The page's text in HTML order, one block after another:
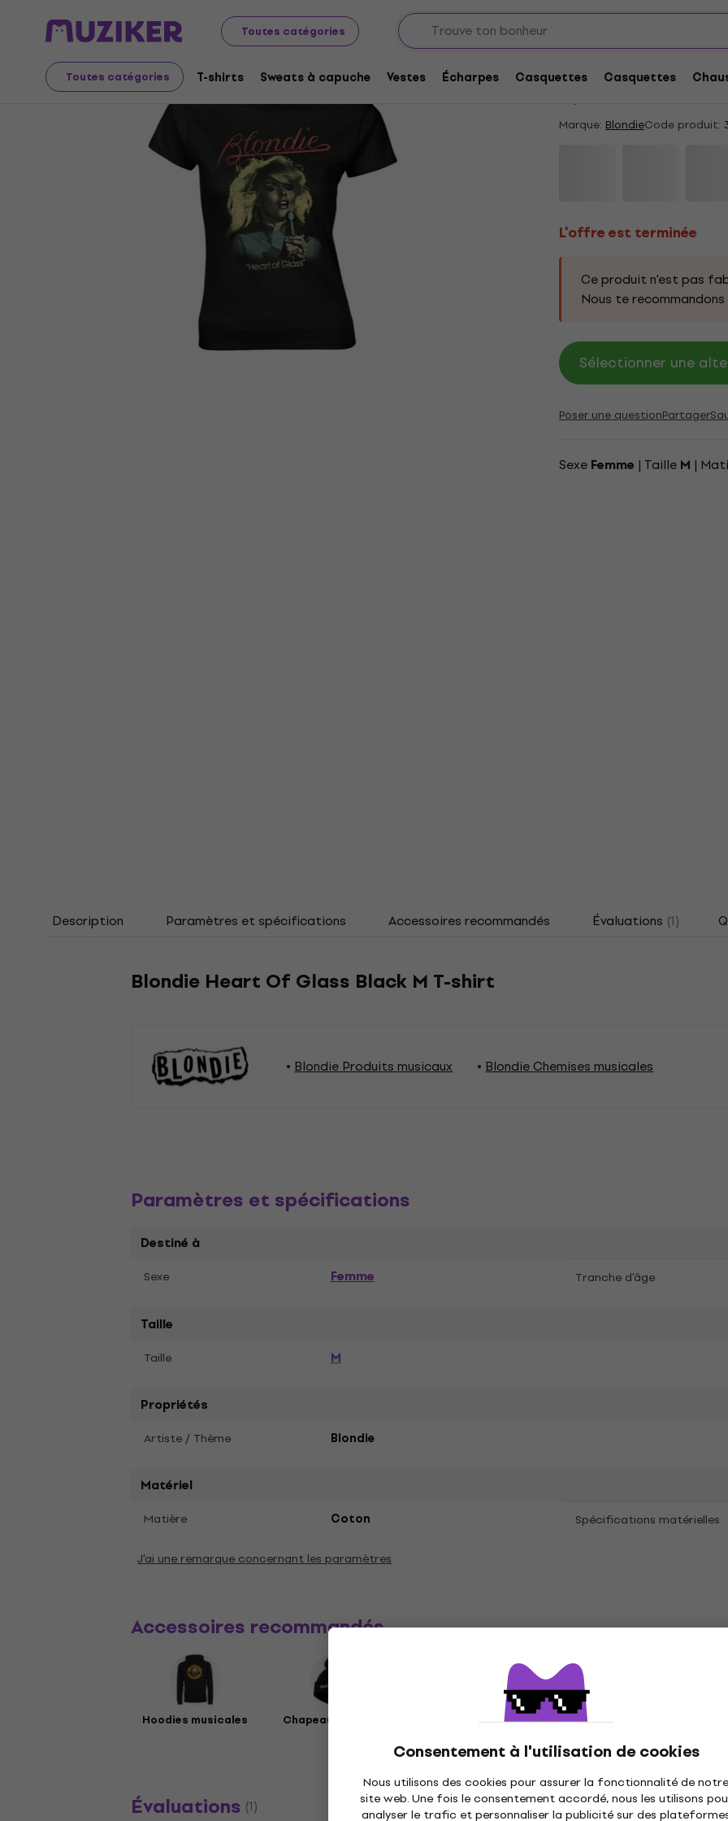
Toutes catégories
Toutes catégories T-shirts Sweats à capuche Vestes Écharpes Casquettes Casquettes
Consentement à l'utilisation de cookies
Nous utilisons des cookies pour assurer la fonctionnalité de notre
site web. Une fois le consentement accordé, nous les utilisons
analyser le trafic et personnaliser la publicité sur des
Merch Produits musicaux T-shirts
L'offre est terminée
L'offre est terminée
Blondie Heart Of
Marque: BlondieCode produit:
L'offre est terminée
Ce produit n'est pas
Nous te
Sélectionner une
Poser une questionPartager
Sexe Femme | Taille M |
Description Paramètres et spécifications Accessoires recommandés Évaluations (1)
Blondie Heart Of Glass Black M T-shirt
Blondie Produits musicaux Blondie Chemises musicales
Paramètres et spécifications
Destiné à
Sexe Femme Tranche d'âge
Taille
Taille M
Propriétés
Artiste / Thème Blondie
Matériel
Matière Coton Spécifications matérielles
J'ai une remarque concernant les paramètres
Accessoires recommandés
Hoodies musicales Chapeaux musique Disques vinyles Casquettes musique
Évaluations (1)